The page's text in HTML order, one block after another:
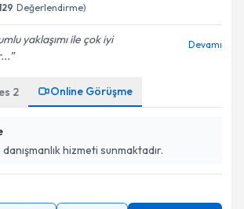
Değerlendirme)
yaklaşımı ile çok iyi
Devamı
2 Online Görüşme
hizmeti sunmaktadır.